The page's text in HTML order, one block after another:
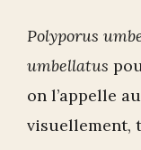
Polyporus
umbellatus
on l’appelle
visuellement,